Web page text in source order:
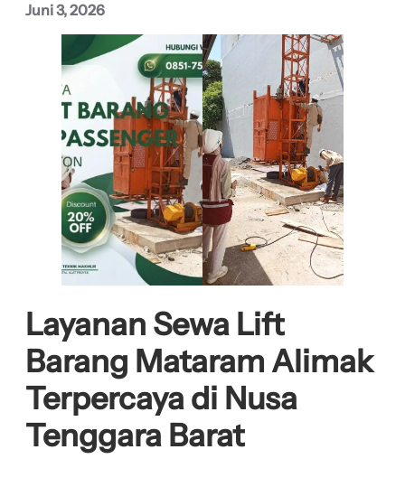
Juni 3, 2026
Layanan Sewa Lift
Barang Mataram Alimak
Terpercaya di Nusa
Tenggara Barat